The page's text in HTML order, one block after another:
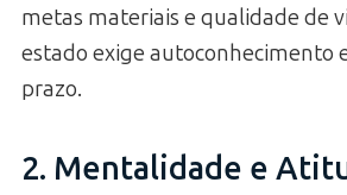
metas materiais e qualidade de
estado exige autoconhecimento
prazo.
2. Mentalidade e